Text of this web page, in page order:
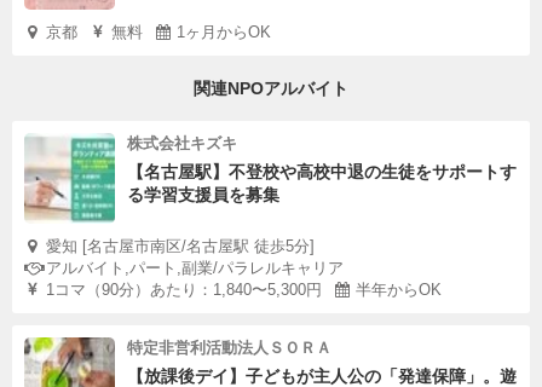
京都 無料 1ヶ月からOK
関連NPOアルバイト
株式会社キズキ
【名古屋駅】不登校や高校中退の生徒をサポートす
る学習支援員を募集
愛知 [名古屋市南区/名古屋駅 徒歩5分]
アルバイト,パート,副業/パラレルキャリア
1コマ（90分）あたり：1,840〜5,300円
半年からOK
特定非営利活動法人ＳＯＲＡ
【放課後デイ】子どもが主人公の「発達保障」。遊